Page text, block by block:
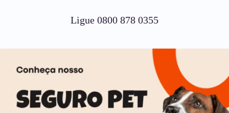
Ligue 0800 878 0355